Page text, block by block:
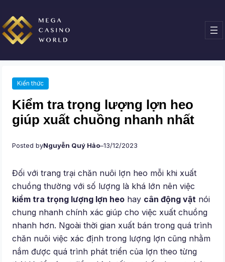
đến
phần
nội
dung
Kiến thức
Kiểm tra trọng lượng lợn heo
giúp xuất chuồng nhanh nhất
Posted byNguyễn Quý Hảo–13/12/2023
Đối với trang trại chăn nuôi lợn heo mỗi khi xuất
chuồng thường với số lượng là khá lớn nên việc
kiểm tra trọng lượng lợn heo hay cân động vật nói
chung nhanh chính xác giúp cho việc xuất chuồng
nhanh hơn. Ngoài thời gian xuất bán trong quá trình
chăn nuôi việc xác định trong lượng lợn cũng nhằm
nắm được quá trình phát triển của lợn theo từng